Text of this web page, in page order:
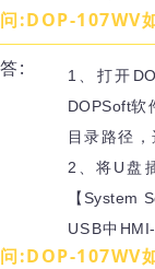
问:DOP-107WV
答:
1、打开
DOPSoft软
目录路径
2、将U盘
【System
USB中
问:DOP-107WV